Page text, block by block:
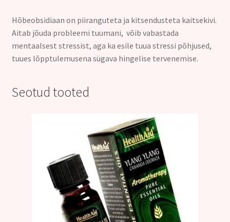
Hõbeobsidiaan on piiranguteta ja kitsendusteta kaitsekivi.
Aitab jõuda probleemi tuumani, võib vabastada
mentaalsest stressist, aga ka esile tuua stressi põhjused,
tuues lõpptulemusena sügava hingelise tervenemise.
Seotud tooted